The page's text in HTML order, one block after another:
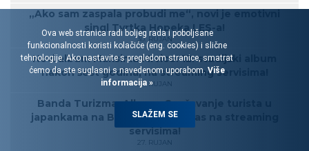
„Ako sam zaspala probudi me“, novi je emotivni
singl Tvrtka Hopeka LES-a!
30. RUJAN
Novi album Maksima Mrvice! 12. studijski album
nakon šest godina, na streaming servisima!
27. RUJAN
Banda Turizma: Album „Spašavanje turista u
japankama na Biokovu“ od danas na streaming
servisima!
27. RUJAN
Ova web stranica radi boljeg rada i poboljšane
funkcionalnosti koristi kolačiće (eng. cookies) i slične
tehnologije. Ako nastavite s pregledom stranice, smatrat
ćemo da ste suglasni s navedenom uporabom. Više
informacija »
SLAŽEM SE